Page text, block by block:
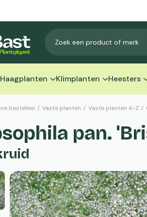
Haagplanten Klimplanten Heesters
bestellen / Vaste planten / Vaste planten A-Z /
pan.